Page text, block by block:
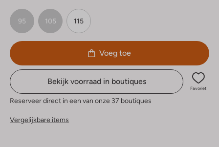
95 105 115
Voeg toe
Bekijk voorraad in boutiques
Favoriet
Reserveer direct in een van onze 37 boutiques
Vergelijkbare items